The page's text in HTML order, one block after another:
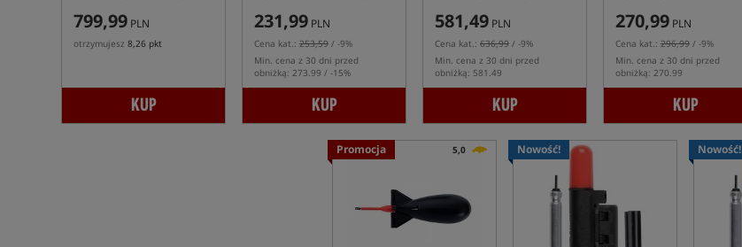
799,99 PLN
otrzymujesz 8,26 pkt
KUP
231,99 PLN
Cena kat.: 253,59 / -9%
Min. cena z 30 dni przed
obniżką: 273.99 / -15%
KUP
581,49 PLN
Cena kat.: 636,99 / -9%
Min. cena z 30 dni przed
obniżką: 581.49
KUP
270,99 PLN
Cena kat.: 296,99 / -9%
Min. cena z 30 dni przed
obniżką: 270.99
KUP
Promocja 5,0 Nowość! Nowość!